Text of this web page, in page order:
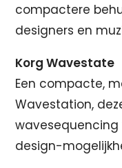
compactere
designers en
Korg Wavestate
Een compacte,
Wavestation,
design-